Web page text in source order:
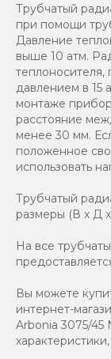
Трубчатый
при помощи
Давление
выше 10 атм.
теплоносителя,
давлением в 15
монтаже
расстояние
менее 30 мм.
положенное
использовать
Трубчатый
размеры (В x Д x
На все
Вы можете
интернет-
Arbonia 3075/45